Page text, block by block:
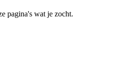
pagina's wat je zocht.